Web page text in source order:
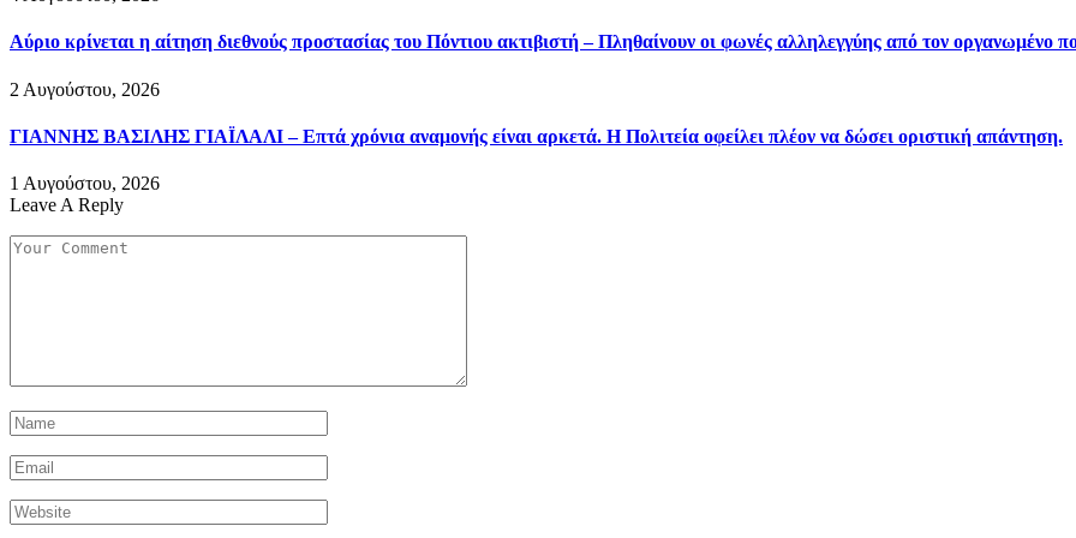
Αύριο κρίνεται η αίτηση διεθνούς προστασίας του Πόντιου ακτιβιστή – Πληθαίνουν οι φωνές αλληλεγγύης από τον οργανωμένο
2 Αυγούστου, 2026
ΓΙΑΝΝΗΣ ΒΑΣΙΛΗΣ ΓΙΑΪΛΑΛΙ – Επτά χρόνια αναμονής είναι αρκετά. Η Πολιτεία οφείλει πλέον να δώσει οριστική απάντηση.
1 Αυγούστου, 2026
Leave A Reply